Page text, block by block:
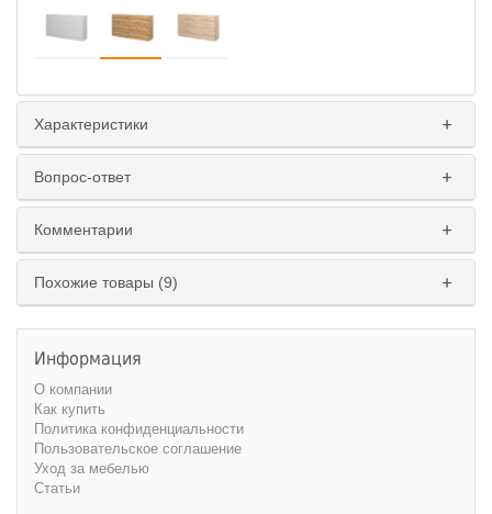
Характеристики
Вопрос-ответ
Комментарии
Похожие товары (9)
Информация
О компании
Как купить
Политика конфиденциальности
Пользовательское соглашение
Уход за мебелью
Статьи